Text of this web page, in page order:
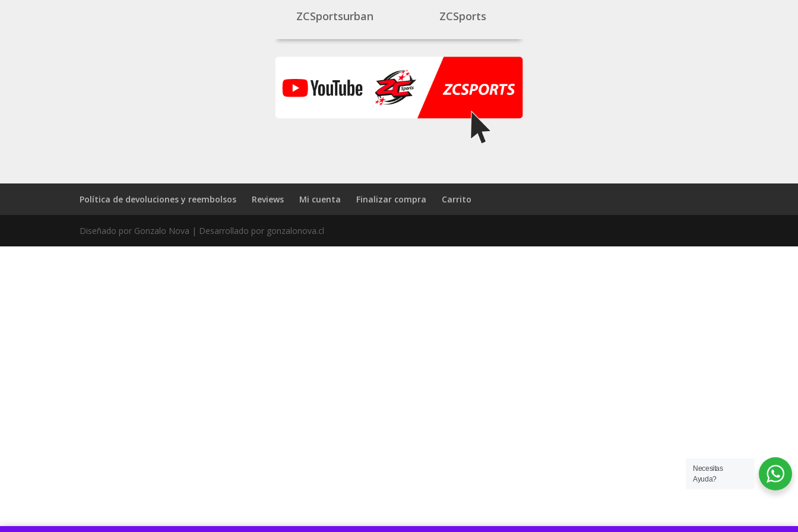
ZCSportsurban ZCSports
Política de devoluciones y reembolsos Reviews Mi cuenta Finalizar compra Carrito
Diseñado por Gonzalo Nova | Desarrollado por gonzalonova.cl
Necesitas
Ayuda?